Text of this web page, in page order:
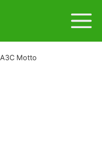
АЗС Motto